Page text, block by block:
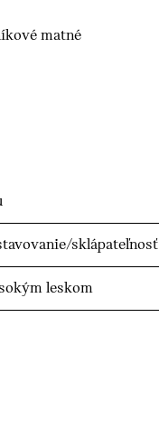
matné
sklápateľnosť
leskom